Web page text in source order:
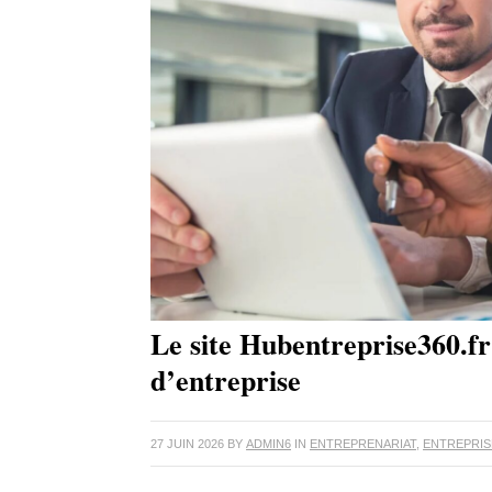
Le site
d’entreprise
27 JUIN 2026 BY ADMIN6 IN ENTREPRENARIAT,